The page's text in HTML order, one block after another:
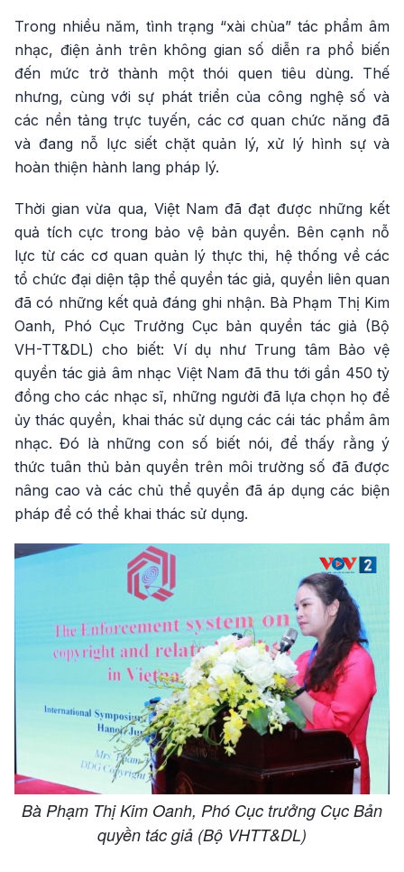
Trong nhiều năm, tình trạng “xài chùa” tác phẩm âm
nhạc, điện ảnh trên không gian số diễn ra phổ biến
đến mức trở thành một thói quen tiêu dùng. Thế
nhưng, cùng với sự phát triển của công nghệ số và
các nền tảng trực tuyến, các cơ quan chức năng đã
và đang nỗ lực siết chặt quản lý, xử lý hình sự và
hoàn thiện hành lang pháp lý.
Thời gian vừa qua, Việt Nam đã đạt được những kết
quả tích cực trong bảo vệ bản quyền. Bên cạnh nỗ
lực từ các cơ quan quản lý thực thi, hệ thống về các
tổ chức đại diện tập thể quyền tác giả, quyền liên quan
đã có những kết quả đáng ghi nhận. Bà Phạm Thị Kim
Oanh, Phó Cục Trưởng Cục bản quyền tác giả (Bộ
VH-TT&DL) cho biết: Ví dụ như Trung tâm Bảo vệ
quyền tác giả âm nhạc Việt Nam đã thu tới gần 450 tỷ
đồng cho các nhạc sĩ, những người đã lựa chọn họ để
ủy thác quyền, khai thác sử dụng các cái tác phẩm âm
nhạc. Đó là những con số biết nói, để thấy rằng ý
thức tuân thủ bản quyền trên môi trường số đã được
nâng cao và các chủ thể quyền đã áp dụng các biện
pháp để có thể khai thác sử dụng.
Bà Phạm Thị Kim Oanh, Phó Cục trưởng Cục Bản
quyền tác giả (Bộ VHTT&DL)